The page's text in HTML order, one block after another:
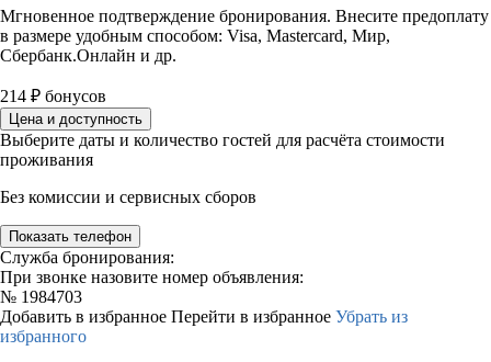
Мгновенное подтверждение бронирования. Внесите предоплату
в размере удобным способом: Visa, Mastercard, Мир,
Сбербанк.Онлайн и др.
214 ₽ бонусов
Цена и доступность
Выберите даты и количество гостей для расчёта стоимости
проживания
Без комиссии и сервисных сборов
Показать телефон
Служба бронирования:
При звонке назовите номер объявления:
№ 1984703
Добавить в избранное Перейти в избранное Убрать из
избранного